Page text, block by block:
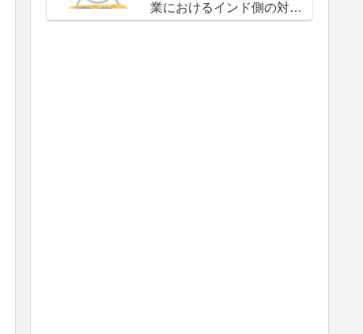
業におけるインド側の対応
を批判